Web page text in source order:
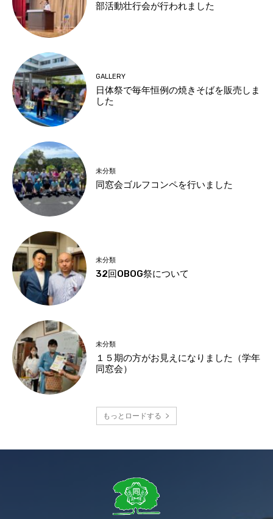
部活動壮行会が行われました
GALLERY
日体祭で毎年恒例の焼きそばを販売しま
した
未分類
同窓会ゴルフコンペを行いました
未分類
32回OBOG祭について
未分類
１５期の方がお見えになりました（学年
同窓会）
もっとロードする